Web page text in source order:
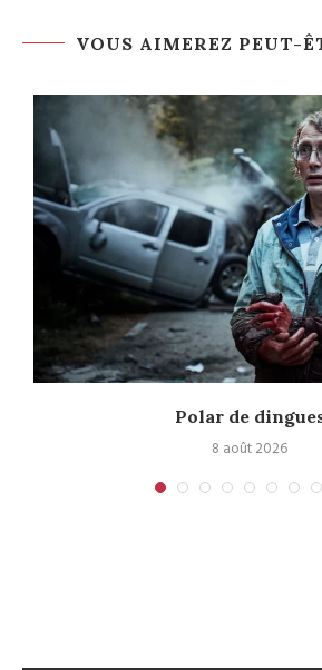
VOUS AIMEREZ PEUT-
Polar de
8 août 2026